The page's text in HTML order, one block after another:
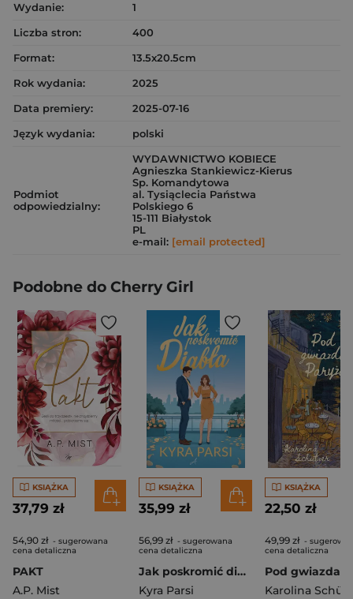
Wydanie:
1
Liczba stron:
400
Format:
13.5x20.5cm
Rok wydania:
2025
Data premiery:
2025-07-16
Język wydania:
polski
Podmiot
odpowiedzialny:
WYDAWNICTWO KOBIECE
Agnieszka Stankiewicz-Kierus
Sp. Komandytowa
al. Tysiąclecia Państwa
Polskiego 6
15-111 Białystok
PL
e-mail: [email protected]
Podobne do Cherry Girl
KSIĄŻKA
37,79 zł
54,90 zł - sugerowana
cena detaliczna
PAKT
A.P. Mist
KSIĄŻKA
35,99 zł
56,99 zł - sugerowana
cena detaliczna
Jak poskromić diabła
Kyra Parsi
KSIĄŻKA
22,50 zł
49,99 zł -
cena detaliczna
Karolina